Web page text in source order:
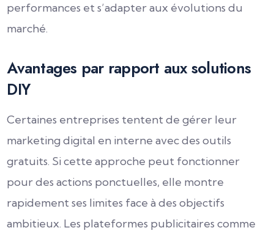
performances et s’adapter aux évolutions du
marché.
Avantages par rapport aux solutions
DIY
Certaines entreprises tentent de gérer leur
marketing digital en interne avec des outils
gratuits. Si cette approche peut fonctionner
pour des actions ponctuelles, elle montre
rapidement ses limites face à des objectifs
ambitieux. Les plateformes publicitaires comme